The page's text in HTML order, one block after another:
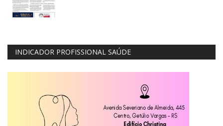
INDICADOR PROFISSIONAL SAÚDE